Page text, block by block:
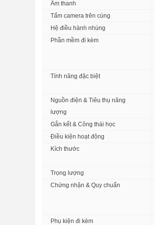
3. Dạy học linh hoạt với
Âm thanh
Tấm camera trên cùng
Hệ điều hành nhúng
Phần mềm đi kèm
Tính năng đặc biệt
Nguồn điện & Tiêu thụ năng
lượng
Gắn kết & Công thái học
Điều kiện hoạt động
Kích thước
Trọng lượng
Chứng nhận & Quy chuẩn
Phụ kiện đi kèm